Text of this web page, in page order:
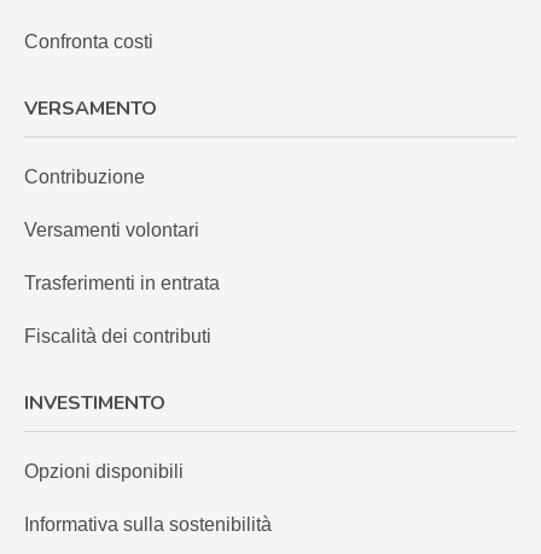
Confronta costi
VERSAMENTO
Contribuzione
Versamenti volontari
Trasferimenti in entrata
Fiscalità dei contributi
INVESTIMENTO
Opzioni disponibili
Informativa sulla sostenibilità